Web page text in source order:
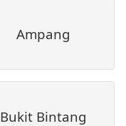
Ampang
Bukit Bintang